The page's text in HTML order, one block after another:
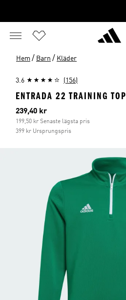
Hem / Barn / Kläder
3.6 (156)
ENTRADA 22 TRAINING TOP
Aktuellt pris
239,40 kr
199,50 kr Senaste lägsta pris
399 kr Ursprungspris